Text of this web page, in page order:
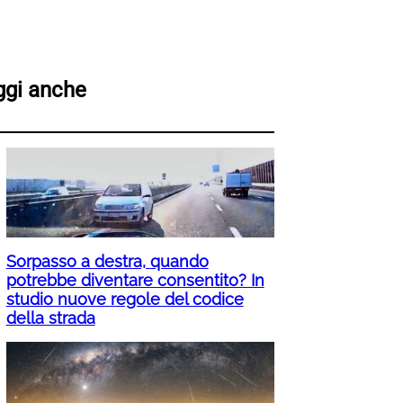
anche
Sorpasso a destra, quando
potrebbe diventare consentito? In
studio nuove regole del codice
della strada